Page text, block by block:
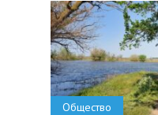
Общество